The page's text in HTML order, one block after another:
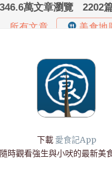
下載 愛食記App
隨時觀看強生與小吠的最新美